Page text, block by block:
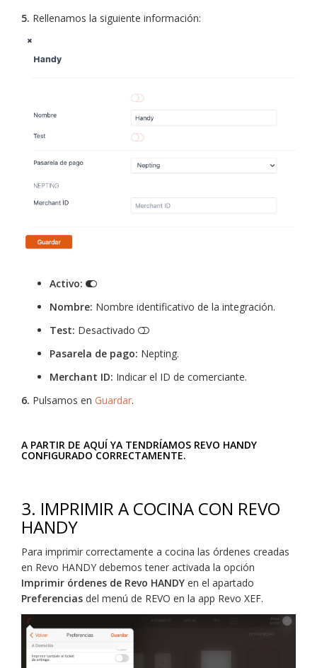
5. Rellenamos la siguiente información:
Activo:
Nombre: Nombre identificativo de la integración.
Test: Desactivado
Pasarela de pago: Nepting.
Merchant ID: Indicar el ID de comerciante.
6. Pulsamos en Guardar.
A PARTIR DE AQUÍ YA TENDRÍAMOS REVO HANDY
CONFIGURADO CORRECTAMENTE.
3. IMPRIMIR A COCINA CON REVO
HANDY
Para imprimir correctamente a cocina las órdenes creadas
en Revo HANDY debemos tener activada la opción
Imprimir órdenes de Revo HANDY en el apartado
Preferencias del menú de REVO en la app Revo XEF.